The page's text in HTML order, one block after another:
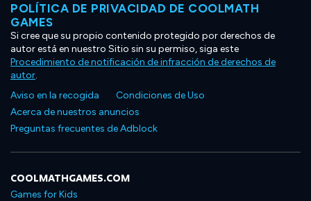
POLÍTICA DE PRIVACIDAD DE COOLMATH
GAMES
Si cree que su propio contenido protegido por derechos de
autor está en nuestro Sitio sin su permiso, siga este
Procedimiento de notificación de infracción de derechos de
autor.
Aviso en la recogida
Condiciones de Uso
Acerca de nuestros anuncios
Preguntas frecuentes de Adblock
COOLMATHGAMES.COM
Games for Kids